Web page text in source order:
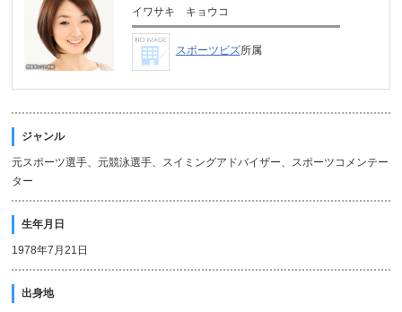
イワサキ キョウコ
スポーツビズ所属
ジャンル
元スポーツ選手、元競泳選手、スイミングアドバイザー、スポーツコメンテー
ター
生年月日
1978年7月21日
出身地